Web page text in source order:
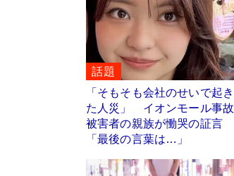
話題
「そもそも会社のせいで起き
た人災」 イオンモール事故
被害者の親族が慟哭の証言
「最後の言葉は…」